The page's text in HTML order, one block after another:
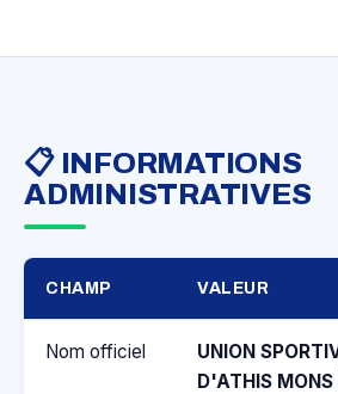
📋 INFORMATIONS
ADMINISTRATIVES
CHAMP VALEUR
Nom officiel
UNION
D'ATHIS MONS